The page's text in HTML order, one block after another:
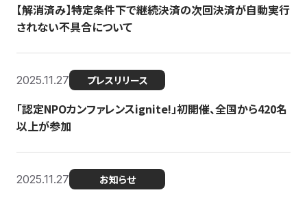
【解消済み】特定条件下で継続決済の次回決済が自動実行
されない不具合について
2025.11.27 プレスリリース
「認定NPOカンファレンスignite!」初開催、全国から420名
以上が参加
2025.11.27 お知らせ